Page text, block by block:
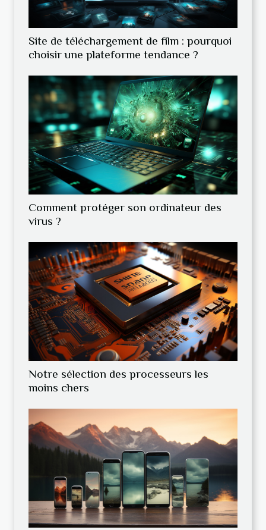
Site de téléchargement de film : pourquoi
choisir une plateforme tendance ?
Comment protéger son ordinateur des
virus ?
Notre sélection des processeurs les
moins chers